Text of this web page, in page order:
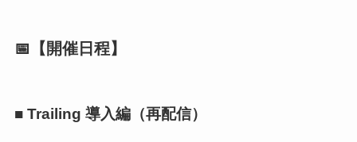
📅【開催日程】
■ Trailing 導入編（再配信）